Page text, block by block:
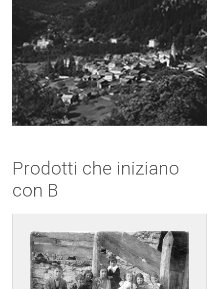
Prodotti che iniziano
con B